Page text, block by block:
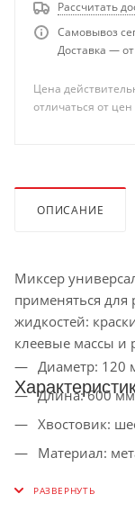
Рассчитать
Самовывоз
Доставка —
Цена
отличаться от
ОПИСАНИЕ
Миксер
применяться
жидкостей:
клеевые массы и
Диаметр: 120
Длина: 600 мм
Хвостовик:
Материал: